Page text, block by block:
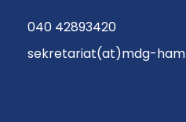
040 42893420
sekretariat(at)mdg-